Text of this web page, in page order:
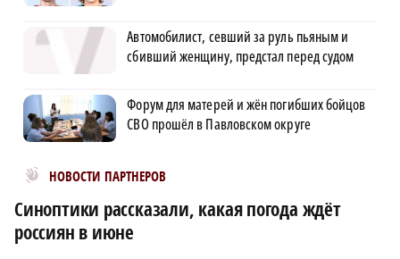
Автомобилист, севший за руль пьяным и
сбивший женщину, предстал перед судом
Форум для матерей и жён погибших бойцов
СВО прошёл в Павловском округе
НОВОСТИ ПАРТНЕРОВ
Новости МирТесен
Синоптики рассказали, какая погода ждёт
россиян в июне